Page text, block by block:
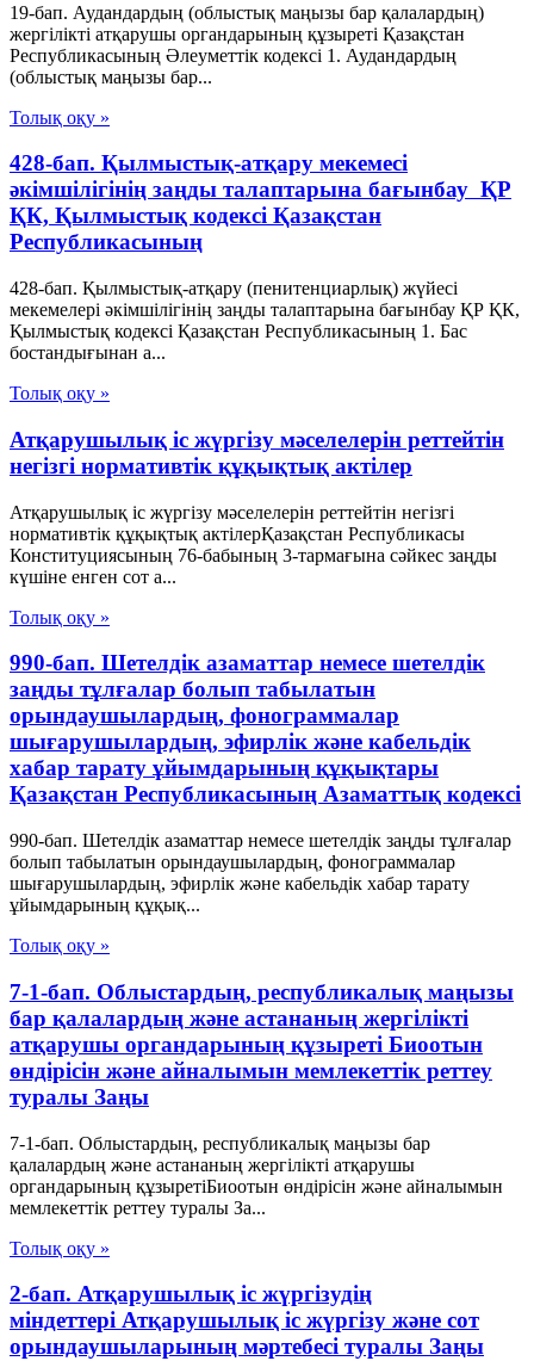
19-бап. Аудандардың (облыстық маңызы бар қалалардың)
жергілікті атқарушы органдарының құзыреті Қазақстан
Республикасының Әлеуметтік кодексі 1. Аудандардың
(облыстық маңызы бар...
Толық оқу »
428-бап. Қылмыстық-атқару мекемесі
әкімшілігінің заңды талаптарына бағынбау ҚР
ҚК, Қылмыстық кодексi Қазақстан
Республикасының
428-бап. Қылмыстық-атқару (пенитенциарлық) жүйесі
мекемелері әкімшілігінің заңды талаптарына бағынбау ҚР ҚК,
Қылмыстық кодексi Қазақстан Республикасының 1. Бас
бостандығынан а...
Толық оқу »
Атқарушылық іс жүргізу мәселелерін реттейтін
негізгі нормативтік құқықтық актілер
Атқарушылық іс жүргізу мәселелерін реттейтін негізгі
нормативтік құқықтық актілерҚазақстан Республикасы
Конституциясының 76-бабының 3-тармағына сәйкес заңды
күшіне енген сот а...
Толық оқу »
990-бап. Шетелдiк азаматтар немесе шетелдiк
заңды тұлғалар болып табылатын
орындаушылардың, фонограммалар
шығарушылардың, эфирлiк және кабельдік
хабар тарату ұйымдарының құқықтары
Қазақстан Республикасының Азаматтық кодексi
990-бап. Шетелдiк азаматтар немесе шетелдiк заңды тұлғалар
болып табылатын орындаушылардың, фонограммалар
шығарушылардың, эфирлiк және кабельдік хабар тарату
ұйымдарының құқық...
Толық оқу »
7-1-бап. Облыстардың, республикалық маңызы
бар қалалардың және астананың жергілікті
атқарушы органдарының құзыреті Биоотын
өндірісін және айналымын мемлекеттік реттеу
туралы Заңы
7-1-бап. Облыстардың, республикалық маңызы бар
қалалардың және астананың жергілікті атқарушы
органдарының құзыретіБиоотын өндірісін және айналымын
мемлекеттік реттеу туралы За...
Толық оқу »
2-бап. Атқарушылық iс жүргiзудің
мiндеттерi Атқарушылық iс жүргiзу және сот
орындаушыларының мәртебесi туралы Заңы